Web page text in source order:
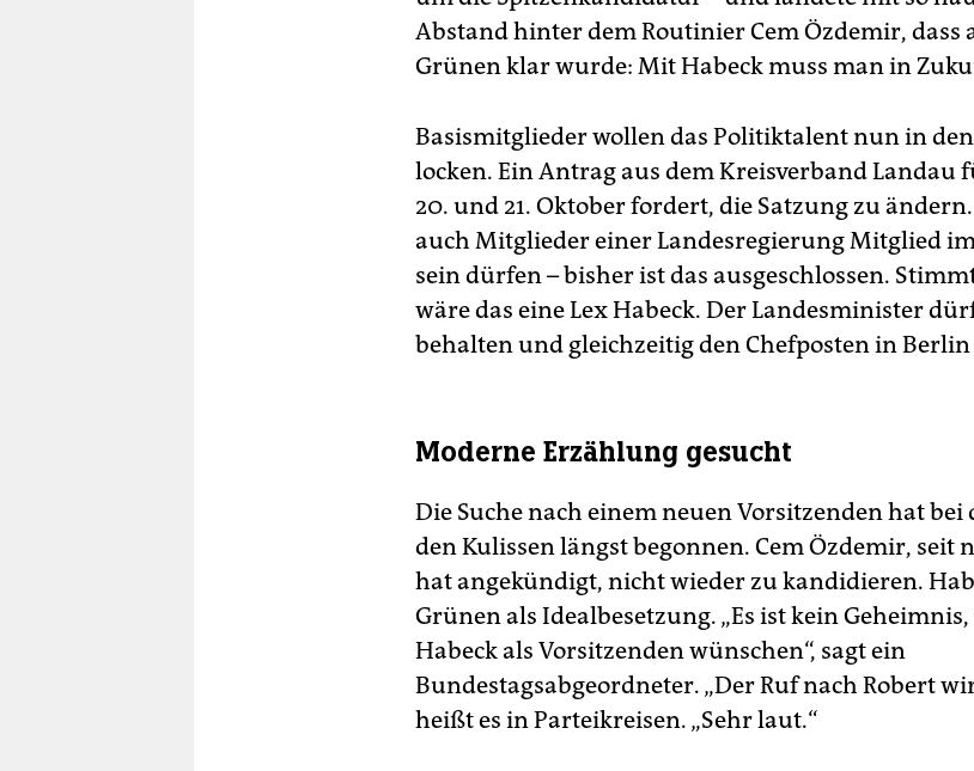
Abstand hinter dem Routinier Cem Özdemir, dass
Grünen klar wurde: Mit Habeck muss man in
Basismitglieder wollen das Politiktalent nun in
locken. Ein Antrag aus dem Kreisverband Landau
20. und 21. Oktober fordert, die Satzung zu
auch Mitglieder einer Landesregierung Mitglied
sein dürfen – bisher ist das ausgeschlossen.
wäre das eine Lex Habeck. Der Landesminister
behalten und gleichzeitig den Chefposten in
Moderne Erzählung gesucht
Die Suche nach einem neuen Vorsitzenden hat
den Kulissen längst begonnen. Cem Özdemir, seit
hat angekündigt, nicht wieder zu kandidieren.
Grünen als Idealbesetzung. „Es ist kein Geheimnis,
Habeck als Vorsitzenden wünschen“, sagt ein
Bundestagsabgeordneter. „Der Ruf nach Robert
heißt es in Parteikreisen. „Sehr laut.“